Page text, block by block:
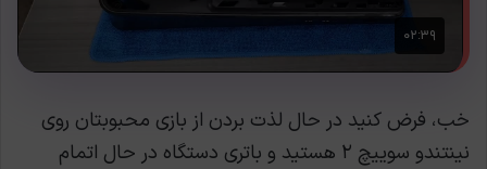
خب، فرض کنید در حال لذت بردن از بازی محبوبتان روی
نینتندو سوییچ ۲ هستید و باتری دستگاه در حال اتمام